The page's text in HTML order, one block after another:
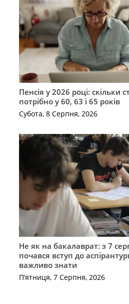
Пенсія у 2026 році: скільки
потрібно у 60, 63 і 65 років
Субота, 8 Серпня, 2026
Не як на бакалаврат: з 7
почався вступ до
важливо знати
П’ятниця, 7 Серпня, 2026